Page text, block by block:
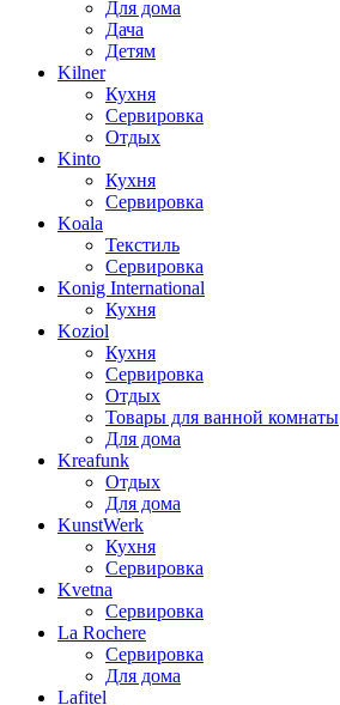
Для дома
Дача
Детям
Kilner
Кухня
Сервировка
Отдых
Kinto
Кухня
Сервировка
Koala
Текстиль
Сервировка
Konig International
Кухня
Koziol
Кухня
Сервировка
Отдых
Товары для ванной комнаты
Для дома
Kreafunk
Отдых
Для дома
KunstWerk
Кухня
Сервировка
Kvetna
Сервировка
La Rochere
Сервировка
Для дома
Lafitel